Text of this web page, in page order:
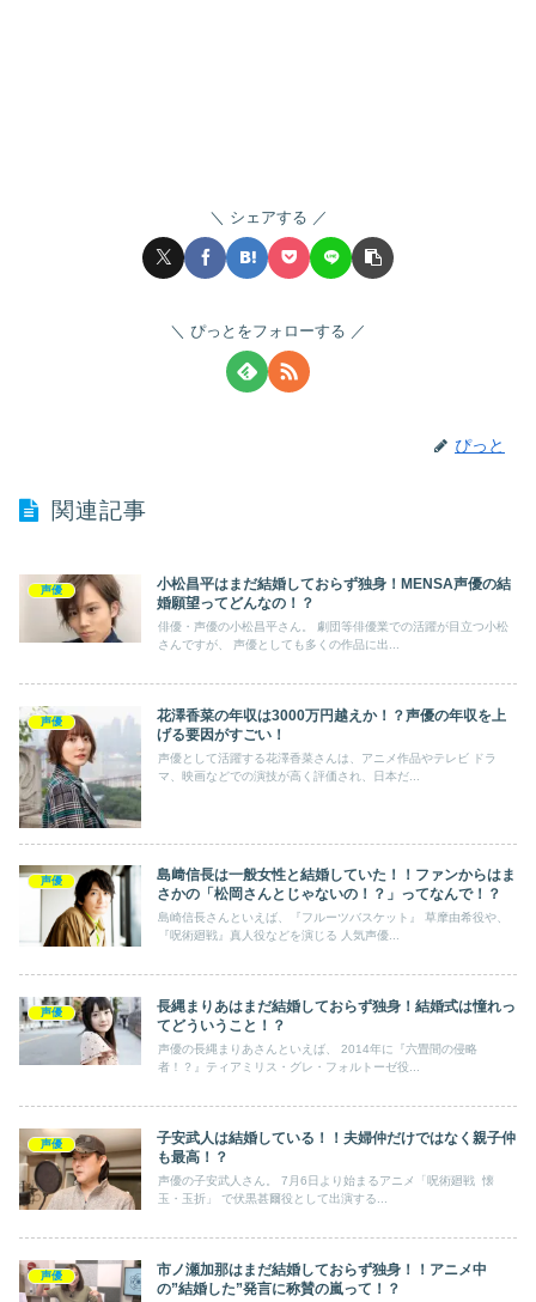
シェアする
ぴっとをフォローする
ぴっと
関連記事
声優
小松昌平はまだ結婚しておらず独身！MENSA声優の結
婚願望ってどんなの！？
俳優・声優の小松昌平さん。 劇団等俳優業での活躍が目立つ小松
さんですが、 声優としても多くの作品に出...
声優
花澤香菜の年収は3000万円越えか！？声優の年収を上
げる要因がすごい！
声優として活躍する花澤香菜さんは、アニメ作品やテレビ ドラ
マ、映画などでの演技が高く評価され、日本だ...
声優
島﨑信長は一般女性と結婚していた！！ファンからはま
さかの「松岡さんとじゃないの！？」ってなんで！？
島崎信長さんといえば、『フルーツバスケット』 草摩由希役や、
『呪術廻戦』真人役などを演じる 人気声優...
声優
長縄まりあはまだ結婚しておらず独身！結婚式は憧れっ
てどういうこと！？
声優の長縄まりあさんといえば、 2014年に『六畳間の侵略
者！？』ティアミリス・グレ・フォルトーゼ役...
声優
子安武人は結婚している！！夫婦仲だけではなく親子仲
も最高！？
声優の子安武人さん。 7月6日より始まるアニメ「呪術廻戦 懐
玉・玉折」 で伏黒甚爾役として出演する...
声優
市ノ瀬加那はまだ結婚しておらず独身！！アニメ中
の”結婚した”発言に称賛の嵐って！？